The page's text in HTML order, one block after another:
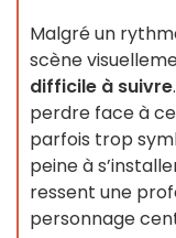
Malgré un
scène
difficile à suivre
perdre face à
parfois trop
peine à
ressent une
personnage